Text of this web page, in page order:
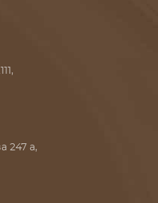
247 а,